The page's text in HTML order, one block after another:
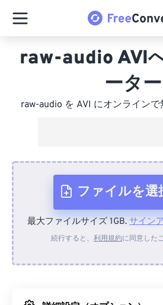
raw-audio AVI
ーター
raw-audio を AVI にオンラインで
ファイルを選
デバイスから
最大ファイルサイズ 1GB. サイン
続行すると、 利用規約に同意した